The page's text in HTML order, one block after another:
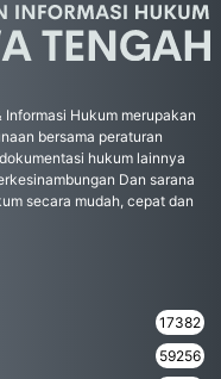
Hukum merupakan
bersama peraturan
hukum lainnya
Dan sarana
secara mudah, cepat dan
17382
59256